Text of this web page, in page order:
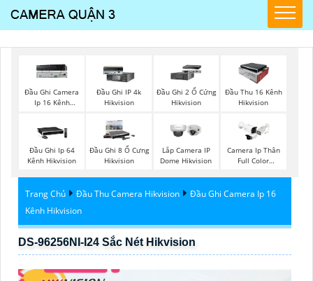
Đầu Ghi Camera
Ip 16 Kênh
Đầu Ghi IP 4k
Hikvision
Đầu Ghi 2 Ổ Cứng
Hikvision
Đầu Thu 16 Kênh
Hikvision
Đầu Ghi Ip 64
Kênh Hikvision
Đầu Ghi 8 Ổ Cưng
Hikvision
Lắp Camera IP
Dome Hikvision
Camera Ip Thân
Full Color
Trang Chủ Đầu Thu Camera Hikvision
Đầu Ghi Camera Ip 16
Kênh Hikvision
DS-96256NI-I24 Sắc Nét Hikvision